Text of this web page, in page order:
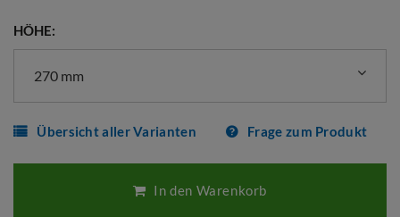
HÖHE:
270 mm
Übersicht aller Varianten Frage zum Produkt
In den Warenkorb